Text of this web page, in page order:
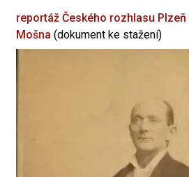
reportáž Českého rozhlasu Plzeň
Mošna (dokument ke stažení)